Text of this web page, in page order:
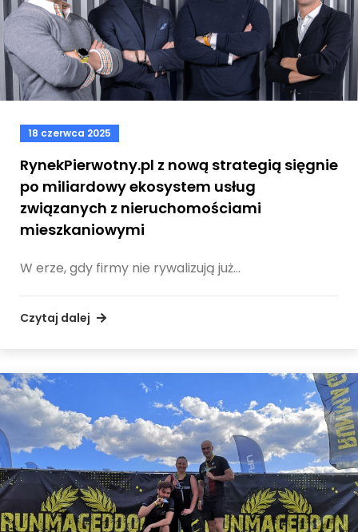
18 czerwca 2025
RynekPierwotny.pl z nową strategią sięgnie
po miliardowy ekosystem usług
związanych z nieruchomościami
mieszkaniowymi
W erze, gdy firmy nie rywalizują już…
Czytaj dalej